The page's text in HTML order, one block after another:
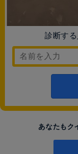
診断す
あなたもク